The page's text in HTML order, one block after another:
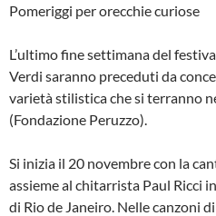
Pomeriggi per orecchie curiose
L’ultimo fine settimana del
Verdi saranno preceduti da
varietà stilistica che si terranno
(Fondazione Peruzzo).
Si inizia il 20 novembre con la
assieme al chitarrista Paul Ricci
di Rio de Janeiro. Nelle canzoni